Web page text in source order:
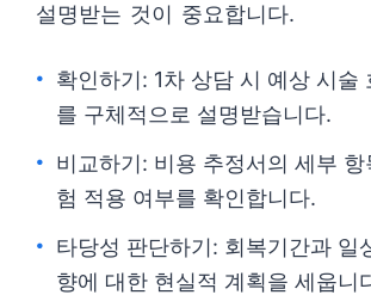
설명받는 것이 중요합니다.
확인하기: 1차 상담 시 예상 시술
를 구체적으로 설명받습니다.
비교하기: 비용 추정서의 세부 항
험 적용 여부를 확인합니다.
타당성 판단하기: 회복기간과 일
향에 대한 현실적 계획을 세웁니